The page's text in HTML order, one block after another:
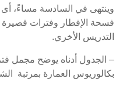
وينتهى في السادسة مساءً، أى
فسحة الإفطار وفترات
التدريس الأخري.
– الجدول أدناه يوضح مجمل
بكالوريوس العمارة بمرتبة